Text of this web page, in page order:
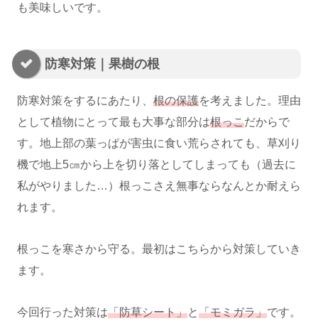
も美味しいです。
防寒対策｜果樹の根
防寒対策をするにあたり、 根の保護を考えました。理由
として植物にとって最も大事な部分は根っこだからで
す。地上部の葉っぱが害虫に食い荒らされても、草刈り
機で地上5㎝から上を切り落としてしまっても（過去に
私がやりました…）根っこさえ無事ならなんとか耐えら
れます。
根っこを寒さから守る。最初はこちらから対策していき
ます。
今回行った対策は「防草シート」と「モミガラ」です。